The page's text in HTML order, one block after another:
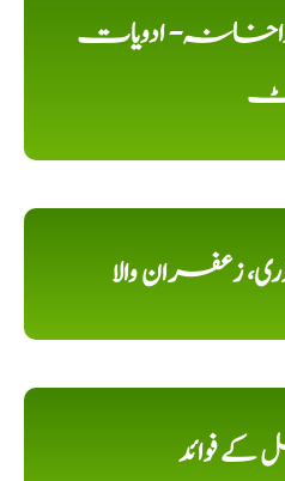
دواخانہ- ادویات
زعفران والا
فوائد